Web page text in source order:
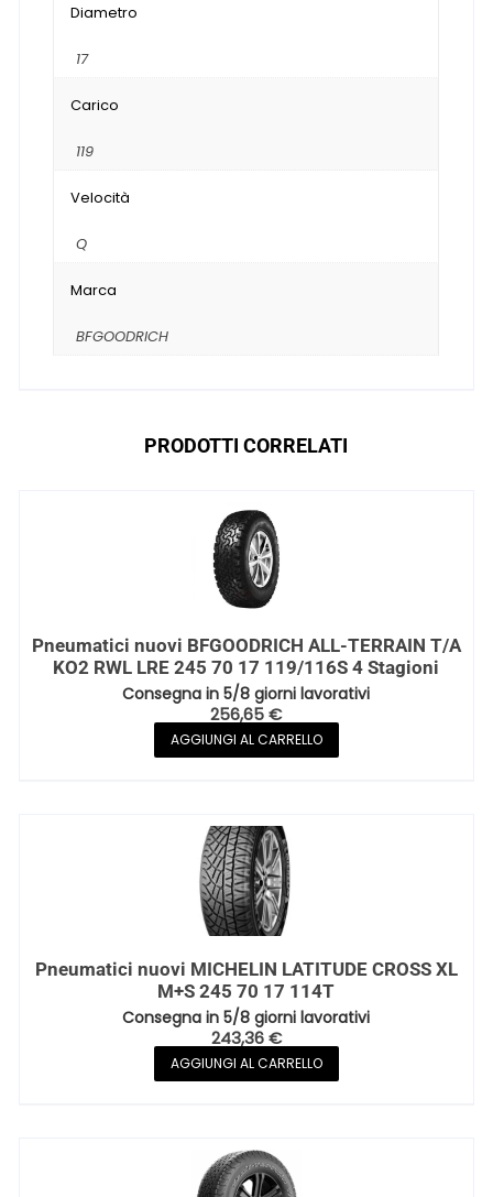
Diametro
17
Carico
119
Velocità
Q
Marca
BFGOODRICH
PRODOTTI CORRELATI
Pneumatici nuovi BFGOODRICH ALL-TERRAIN T/A
KO2 RWL LRE 245 70 17 119/116S 4 Stagioni
Consegna in 5/8 giorni lavorativi
256,65€
AGGIUNGI AL CARRELLO
Pneumatici nuovi MICHELIN LATITUDE CROSS XL
M+S 245 70 17 114T
Consegna in 5/8 giorni lavorativi
243,36€
AGGIUNGI AL CARRELLO